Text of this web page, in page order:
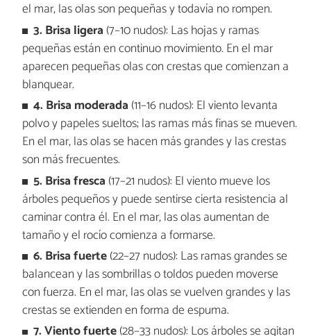
el mar, las olas son pequeñas y todavía no rompen.
3. Brisa ligera (7–10 nudos): Las hojas y ramas
pequeñas están en continuo movimiento. En el mar
aparecen pequeñas olas con crestas que comienzan a
blanquear.
4. Brisa moderada (11–16 nudos): El viento levanta
polvo y papeles sueltos; las ramas más finas se mueven.
En el mar, las olas se hacen más grandes y las crestas
son más frecuentes.
5. Brisa fresca (17–21 nudos): El viento mueve los
árboles pequeños y puede sentirse cierta resistencia al
caminar contra él. En el mar, las olas aumentan de
tamaño y el rocío comienza a formarse.
6. Brisa fuerte(22–27 nudos): Las ramas grandes se
balancean y las sombrillas o toldos pueden moverse
con fuerza. En el mar, las olas se vuelven grandes y las
crestas se extienden en forma de espuma.
7. Viento fuerte(28–33 nudos): Los árboles se agitan